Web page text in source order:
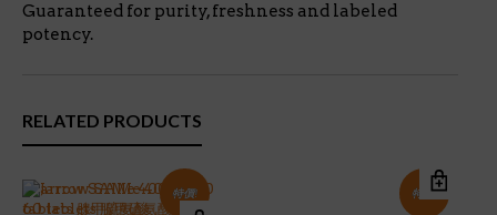
Guaranteed for purity, freshness and labeled
potency.
RELATED PRODUCTS
特價! 特價!